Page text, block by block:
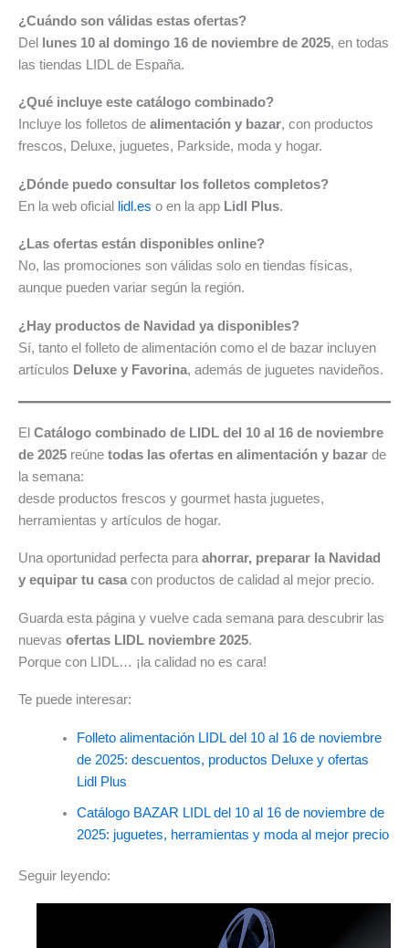
¿Cuándo son válidas estas ofertas?
Del
lunes 10 al domingo 16 de noviembre de 2025, en todas
las tiendas LIDL de España.
¿Qué incluye este catálogo combinado?
Incluye los folletos de alimentación y bazar, con productos
frescos, Deluxe, juguetes, Parkside, moda y hogar.
¿Dónde puedo consultar los folletos completos?
En la web oficial
lidl.es o en la app Lidl Plus.
¿Las ofertas están disponibles online?
No, las promociones son válidas solo en tiendas físicas,
aunque pueden variar según la región.
¿Hay productos de Navidad ya disponibles?
Sí, tanto el folleto de alimentación como el de bazar incluyen
artículos Deluxe y Favorina, además de juguetes navideños.
El Catálogo combinado de LIDL del 10 al 16 de noviembre
de 2025 reúne todas las ofertas en alimentación y bazar de
la semana:
desde productos frescos y gourmet hasta juguetes,
herramientas y artículos de hogar.
Una oportunidad perfecta para ahorrar, preparar la Navidad
y equipar tu casa con productos de calidad al mejor precio.
Guarda esta página y vuelve cada semana para descubrir las
nuevas ofertas LIDL noviembre 2025.
Porque con LIDL… ¡la calidad no es cara!
Te puede interesar:
Folleto alimentación LIDL del 10 al 16 de noviembre
de 2025: descuentos, productos Deluxe y ofertas
Lidl Plus
Catálogo BAZAR LIDL del 10 al 16 de noviembre de
2025: juguetes, herramientas y moda al mejor precio
Seguir leyendo: